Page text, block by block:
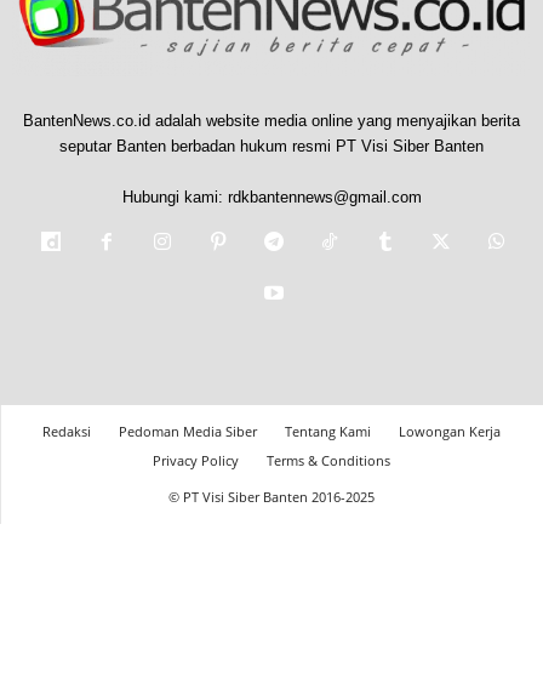
BantenNews.co.id adalah website media online yang menyajikan berita
seputar Banten berbadan hukum resmi PT Visi Siber Banten
Hubungi kami: rdkbantennews@gmail.com
Redaksi Pedoman Media Siber Tentang Kami
Lowongan Kerja
Privacy Policy
Terms & Conditions
© PT Visi Siber Banten 2016-2025